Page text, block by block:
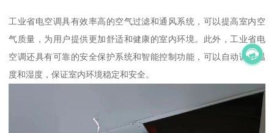
工业省电空调具有效率高的空气过滤和通风系统，可以提高室内空
气质量，为用户提供更加舒适和健康的室内环境。此外，工业省电
空调还具有可靠的安全保护系统和智能控制功能，可以自动调节温
度和湿度，保证室内环境稳定和安全。